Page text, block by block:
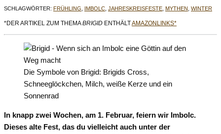
geändert
am:
SCHLAGWÖRTER: FRÜHLING, IMBOLC, JAHRESKREISFESTE, MYTHEN, WINTER
*DER ARTIKEL ZUM THEMABRIGID ENTHÄLTAMAZONLINKS*
Die Symbole von Brigid: Brigids Cross,
Schneeglöckchen, Milch, weiße Kerze und ein
Sonnenrad
In knapp zwei Wochen, am 1. Februar, feiern wir Imbolc.
Dieses alte Fest, das du vielleicht auch unter der